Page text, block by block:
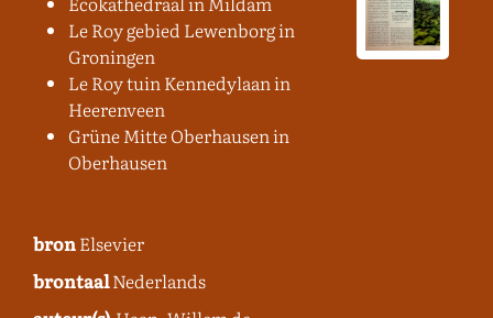
Le Roy gebied Lewenborg in
Groningen
Le Roy tuin Kennedylaan in
Heerenveen
Grüne Mitte Oberhausen in
Oberhausen
bronElsevier
brontaalNederlands